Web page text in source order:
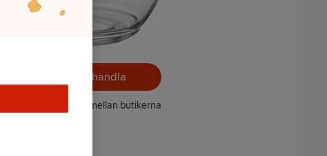
Välj butik och handla
kan variera mellan butikerna